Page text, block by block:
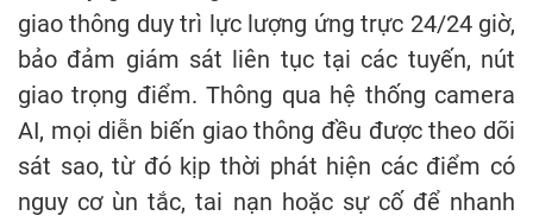
giao thông duy trì lực lượng ứng trực 24/24 giờ,
bảo đảm giám sát liên tục tại các tuyến, nút
giao trọng điểm. Thông qua hệ thống camera
AI, mọi diễn biến giao thông đều được theo dõi
sát sao, từ đó kịp thời phát hiện các điểm có
nguy cơ ùn tắc, tai nạn hoặc sự cố để nhanh